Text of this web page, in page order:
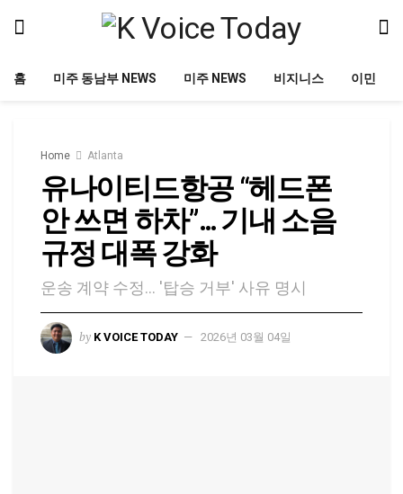
홈 미주 동남부 NEWS 미주 NEWS 비지니스 이민
Home Atlanta
유나이티드항공 “헤드폰
안 쓰면 하차”… 기내 소음
규정 대폭 강화
운송 계약 수정... '탑승 거부' 사유 명시
by K VOICE TODAY 2026년 03월 04일